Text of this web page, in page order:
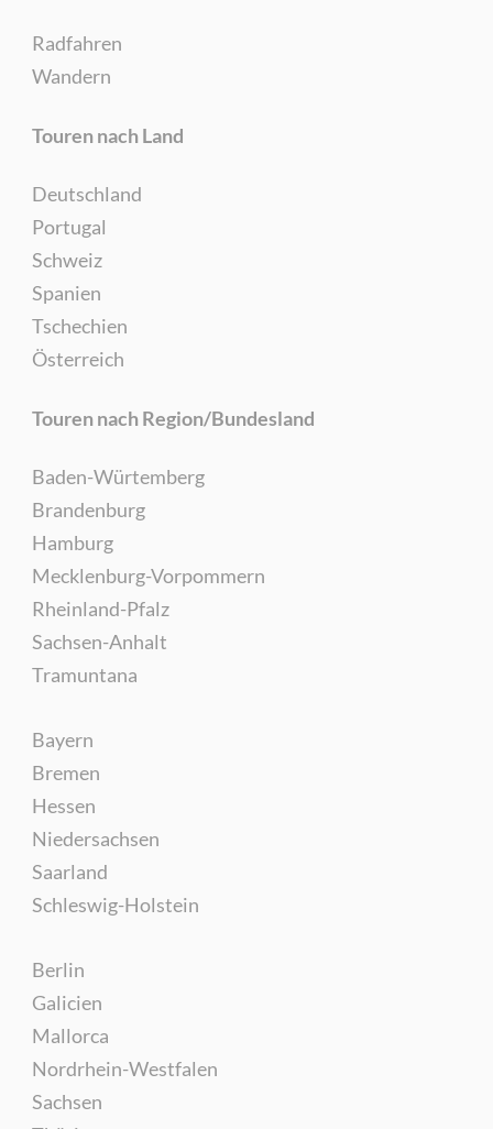
Radfahren
Wandern
Touren nach Land
Deutschland
Portugal
Schweiz
Spanien
Tschechien
Österreich
Touren nach Region/Bundesland
Baden-Würtemberg
Brandenburg
Hamburg
Mecklenburg-Vorpommern
Rheinland-Pfalz
Sachsen-Anhalt
Tramuntana
Bayern
Bremen
Hessen
Niedersachsen
Saarland
Schleswig-Holstein
Berlin
Galicien
Mallorca
Nordrhein-Westfalen
Sachsen